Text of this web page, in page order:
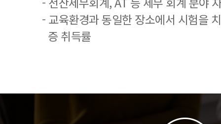
- 교육환경과 동일한 장소에서 시험을
증 취득률